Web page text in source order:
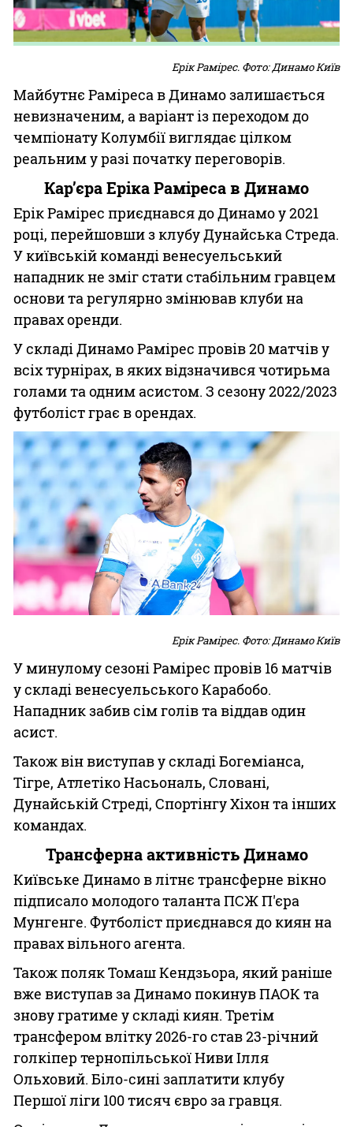
Ерік Рамірес. Фото: Динамо Київ
Майбутнє Раміреса в Динамо залишається
невизначеним, а варіант із переходом до
чемпіонату Колумбії виглядає цілком
реальним у разі початку переговорів.
Кар’єра Еріка Раміреса в Динамо
Ерік Рамірес приєднався до Динамо у 2021
році, перейшовши з клубу Дунайська Стреда.
У київській команді венесуельський
нападник не зміг стати стабільним гравцем
основи та регулярно змінював клуби на
правах оренди.
У складі Динамо Рамірес провів 20 матчів у
всіх турнірах, в яких відзначився чотирьма
голами та одним асистом. З сезону 2022/2023
футболіст грає в орендах.
Ерік Рамірес. Фото: Динамо Київ
У минулому сезоні Рамірес провів 16 матчів
у складі венесуельського Карабобо.
Нападник забив сім голів та віддав один
асист.
Також він виступав у складі Богеміанса,
Тігре, Атлетіко Насьональ, Словані,
Дунайській Стреді, Спортінгу Хіхон та інших
командах.
Трансферна активність Динамо
Київське Динамо в літнє трансферне вікно
підписало молодого таланта ПСЖ П'єра
Мунгенге. Футболіст приєднався до киян на
правах вільного агента.
Також поляк Томаш Кендзьора, який раніше
вже виступав за Динамо покинув ПАОК та
знову гратиме у складі киян. Третім
трансфером влітку 2026-го став 23-річний
голкіпер тернопільської Ниви Ілля
Ольховий. Біло-сині заплатити клубу
Першої ліги 100 тисяч євро за гравця.